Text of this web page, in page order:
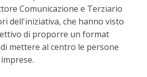
Comunicazione e Terziario
dell'iniziativa, che hanno visto
di proporre un format
mettere al centro le persone